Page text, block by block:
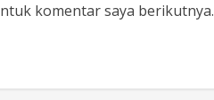
komentar saya berikutnya.